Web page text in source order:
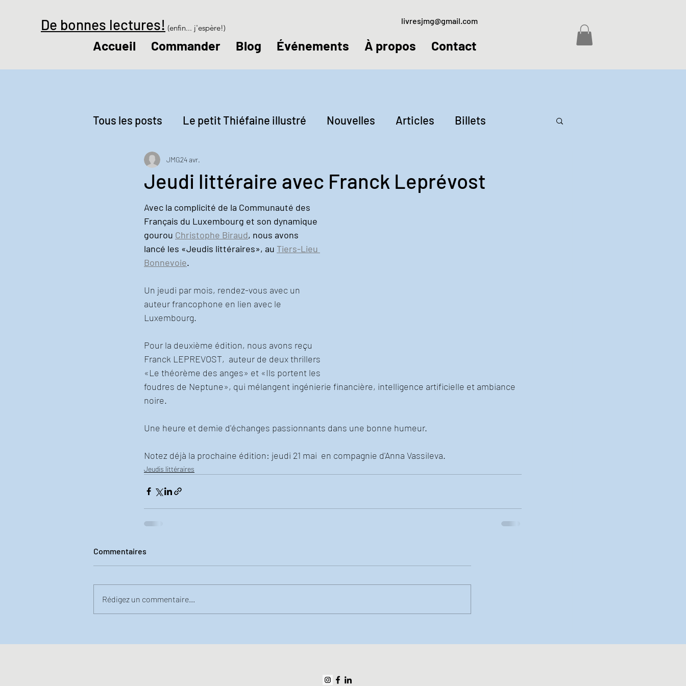
De bonnes lectures! (enfin... j'espère!)
livresjmg@gmail.com
Accueil Commander Blog Événements À propos Contact
Tous les posts Le petit Thiéfaine illustré Nouvelles Articles Billets
Revue de presse
Jeudi littéraire avec Franck Leprévost
JMG24 avr.
Avec la complicité de la Communauté des
Français du Luxembourg et son dynamique
gourou Christophe Biraud, nous avons
lancé les «Jeudis littéraires», au Tiers-Lieu
Bonnevoie.
Un jeudi par mois, rendez-vous avec un
auteur francophone en lien avec le
Luxembourg.
Pour la deuxième édition, nous avons reçu
Franck LEPREVOST,  auteur de deux thrillers
«Le théorème des anges» et «Ils portent les
foudres de Neptune», qui mélangent ingénierie financière, intelligence artificielle et ambiance
noire.
Une heure et demie d'échanges passionnants dans une bonne humeur.
Notez déjà la prochaine édition: jeudi 21 mai  en compagnie d'Anna Vassileva.
Jeudis littéraires
Commentaires
Rédigez un commentaire...